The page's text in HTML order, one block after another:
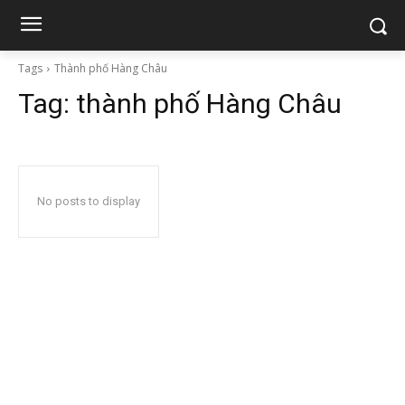
Tags Thành phố Hàng Châu
Tag: thành phố Hàng Châu
No posts to display